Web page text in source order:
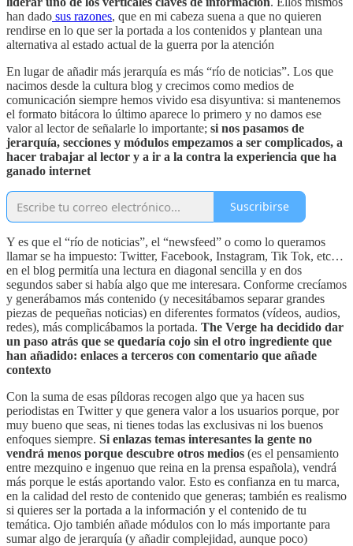
han dado sus razones, que en mi cabeza suena a que no quieren
rendirse en lo que ser la portada a los contenidos y plantean una
alternativa al estado actual de la guerra por la atención
En lugar de añadir más jerarquía es más “río de noticias”. Los que
nacimos desde la cultura blog y crecimos como medios de
comunicación siempre hemos vivido esa disyuntiva: si mantenemos
el formato bitácora lo último aparece lo primero y no damos ese
valor al lector de señalarle lo importante; si nos pasamos de
jerarquía, secciones y módulos empezamos a ser complicados, a
hacer trabajar al lector y a ir a la contra la experiencia que ha
ganado internet
Suscribirse
Y es que el “río de noticias”, el “newsfeed” o como lo queramos
llamar se ha impuesto: Twitter, Facebook, Instagram, Tik Tok, etc…
en el blog permitía una lectura en diagonal sencilla y en dos
segundos saber si había algo que me interesara. Conforme crecíamos
y generábamos más contenido (y necesitábamos separar grandes
piezas de pequeñas noticias) en diferentes formatos (vídeos, audios,
redes), más complicábamos la portada. The Verge ha decidido dar
un paso atrás que se quedaría cojo sin el otro ingrediente que
han añadido: enlaces a terceros con comentario que añade
contexto
Con la suma de esas píldoras recogen algo que ya hacen sus
periodistas en Twitter y que genera valor a los usuarios porque, por
muy bueno que seas, ni tienes todas las exclusivas ni los buenos
enfoques siempre. Si enlazas temas interesantes la gente no
vendrá menos porque descubre otros medios (es el pensamiento
entre mezquino e ingenuo que reina en la prensa española), vendrá
más porque le estás aportando valor. Esto es confianza en tu marca,
en la calidad del resto de contenido que generas; también es realismo
si quieres ser la portada a la información y el contenido de tu
temática. Ojo también añade módulos con lo más importante para
sumar algo de jerarquía (y añadir complejidad, aunque poco)